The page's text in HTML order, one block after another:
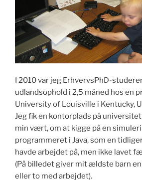
I 2010 var jeg ErhvervsPhD-
udlandsophold i 2,5 måned hos en
University of Louisville i Kentucky,
Jeg fik en kontorplads på
min vært, om at kigge på en
programmeret i Java, som en
havde arbejdet på, men ikke lavet
(På billedet giver mit ældste barn
eller to med arbejdet).